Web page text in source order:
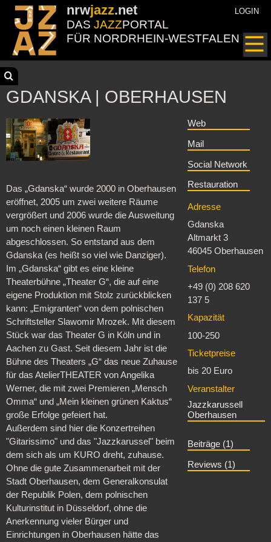
nrwjazz.net
DAS JAZZPORTAL
FÜR NORDRHEIN-WESTFALEN
LOGIN
GDANSKA | OBERHAUSEN
Das „Gdanska“ wurde 2000 in Oberhausen
eröffnet, 2005 um zwei weitere Räume
vergrößert und 2006 wurde die Ausweitung
um noch einen kleinen Raum
abgeschlossen. So entstand aus dem
Gdanska (es heißt so viel wie Danziger).
Im „Gdanska“ gibt es eine kleine
Theaterbühne „Theater G“, die auf eine
eigene Produktion mit Stolz zurückblicken
kann: „Emigranten“ von dem polnischen
Schriftsteller Slawomir Mrozek. Mit diesem
Stück war das Theater G in Köln und in
Aachen zu Gast. Seit diesem Jahr ist die
Bühne des Theaters „G“ das neue Zuhause
für das AtelierTHEATER von Angelika
Werner, die mit zwei Premieren „Mensch
Omma“ und „Mein kleinen grünen Kaktus“
große Erfolge gefeiert hat.
Außerdem sind hier die Konzertreihen
"Gitarissimo" und das "Jazzkarussel" beim
dem sich als um KURO dreht, zuhause.
Ohne die gute Zusammenarbeit mit der
Stadt Oberhausen, dem Generalkonsulat
der Republik Polen, dem polnischen
Kulturinstitut in Düsseldorf, ohne die
Anerkennung vieler Bürger und
Einrichtungen in Oberhausen hätte das
Web
Mail
Social Network
Restauration
Adresse
Gdanska
Altmarkt 3
46045 Oberhausen
Telefon
+49 (0) 208 620
137 5
Kapazität
100-250
Ticketpreise
bis 20 Euro
Veranstalter
Jazzkarussell
Oberhausen
Beiträge (1)
Reviews (1)